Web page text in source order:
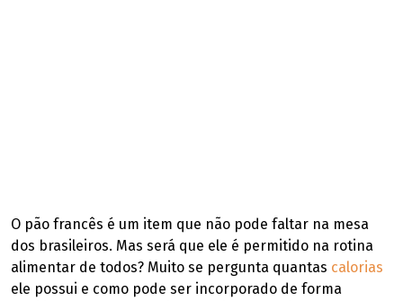
O pão francês é um item que não pode faltar na mesa
dos brasileiros. Mas será que ele é permitido na rotina
alimentar de todos? Muito se pergunta quantas calorias
ele possui e como pode ser incorporado de forma